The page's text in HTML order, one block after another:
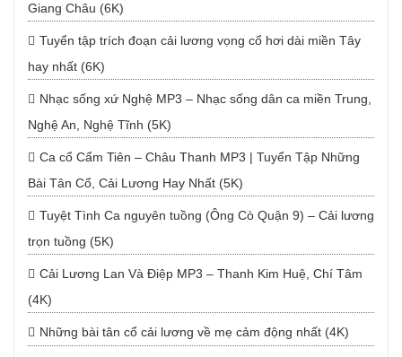
Giang Châu (6K)
Tuyển tập trích đoạn cải lương vọng cổ hơi dài miền Tây
hay nhất (6K)
Nhạc sống xứ Nghệ MP3 – Nhạc sống dân ca miền Trung,
Nghệ An, Nghệ Tĩnh (5K)
Ca cổ Cẩm Tiên – Châu Thanh MP3 | Tuyển Tập Những
Bài Tân Cổ, Cải Lương Hay Nhất (5K)
Tuyệt Tình Ca nguyên tuồng (Ông Cò Quận 9) – Cải lương
trọn tuồng (5K)
Cải Lương Lan Và Điệp MP3 – Thanh Kim Huệ, Chí Tâm
(4K)
Những bài tân cổ cải lương về mẹ cảm động nhất (4K)